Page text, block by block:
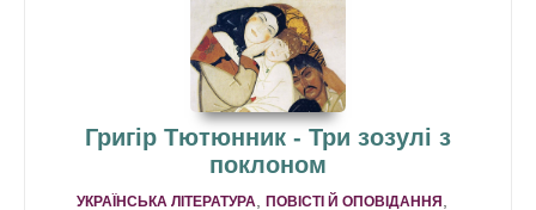
Григір Тютюнник - Три зозулi з
поклоном
УКРАЇНСЬКА ЛІТЕРАТУРА ПОВІСТІ Й ОПОВІДАННЯ